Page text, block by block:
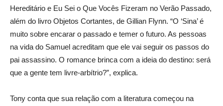
Hereditário e Eu Sei o Que Vocês Fizeram no Verão Passado,
além do livro Objetos Cortantes, de Gillian Flynn. “O ‘Sina’ é
muito sobre encarar o passado e temer o futuro. As pessoas
na vida do Samuel acreditam que ele vai seguir os passos do
pai assassino. O romance brinca com a ideia do destino: será
que a gente tem livre-arbítrio?”, explica.
Tony conta que sua relação com a literatura começou na